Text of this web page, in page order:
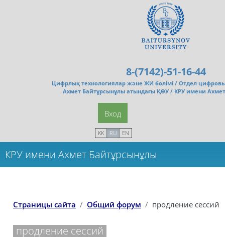
8-(7142)-51-16-44
Цифрлық технологиялар және ЖИ бөлімі / Отдел
Ахмет Байтұрсынұлы атындағы ҚӨУ / КРУ имени
Вход
KK RU EN
КРУ имени Ахмет Байтұрсынұлы
Страницы сайта Общий форум продление сессий
продление сессий